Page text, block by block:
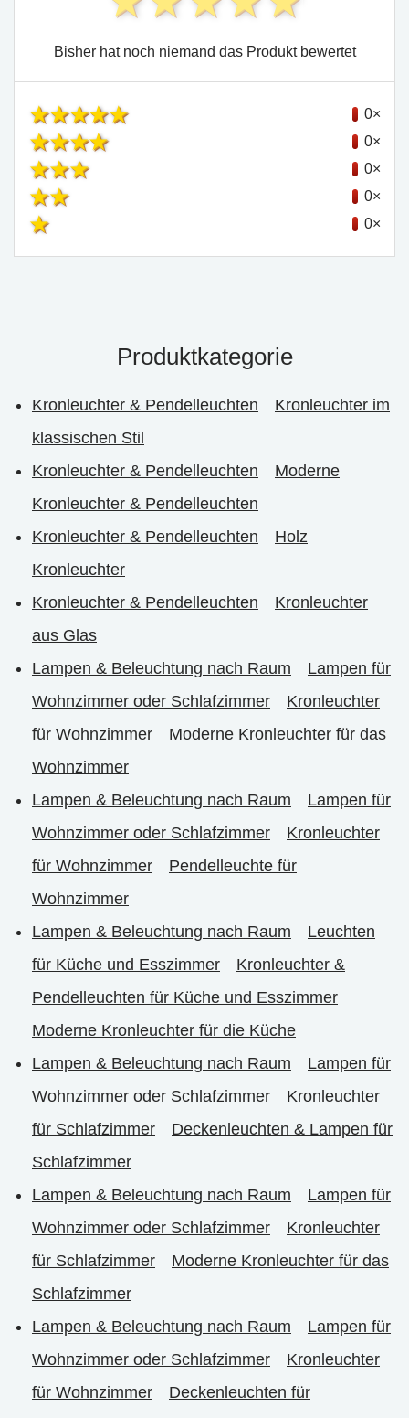
Bisher hat noch niemand das Produkt bewertet
0×
0×
0×
0×
0×
Produktkategorie
Kronleuchter & Pendelleuchten
Kronleuchter im
klassischen Stil
Kronleuchter & Pendelleuchten
Moderne
Kronleuchter & Pendelleuchten
Kronleuchter & Pendelleuchten
Holz
Kronleuchter
Kronleuchter & Pendelleuchten
Kronleuchter
aus Glas
Lampen & Beleuchtung nach Raum
Lampen für
Wohnzimmer oder Schlafzimmer
Kronleuchter
für Wohnzimmer
Moderne Kronleuchter für das
Wohnzimmer
Lampen & Beleuchtung nach Raum
Lampen für
Wohnzimmer oder Schlafzimmer
Kronleuchter
für Wohnzimmer
Pendelleuchte für
Wohnzimmer
Lampen & Beleuchtung nach Raum
Leuchten
für Küche und Esszimmer
Kronleuchter &
Pendelleuchten für Küche und Esszimmer
Moderne Kronleuchter für die Küche
Lampen & Beleuchtung nach Raum
Lampen für
Wohnzimmer oder Schlafzimmer
Kronleuchter
für Schlafzimmer
Deckenleuchten & Lampen für
Schlafzimmer
Lampen & Beleuchtung nach Raum
Lampen für
Wohnzimmer oder Schlafzimmer
Kronleuchter
für Schlafzimmer
Moderne Kronleuchter für das
Schlafzimmer
Lampen & Beleuchtung nach Raum
Lampen für
Wohnzimmer oder Schlafzimmer
Kronleuchter
für Wohnzimmer
Deckenleuchten für